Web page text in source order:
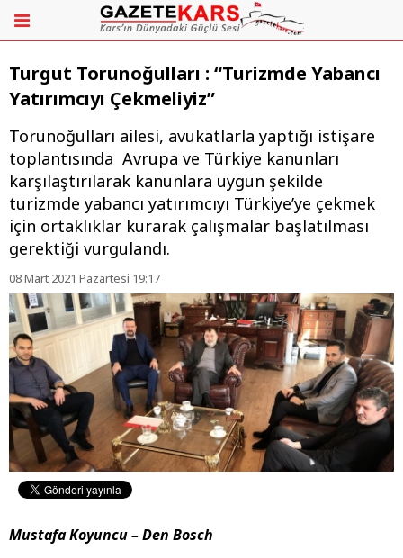
Turgut Torunoğulları : “Turizmde Yabancı
Yatırımcıyı Çekmeliyiz”
Torunoğulları ailesi, avukatlarla yaptığı istişare
toplantısında Avrupa ve Türkiye kanunları
karşılaştırılarak kanunlara uygun şekilde
turizmde yabancı yatırımcıyı Türkiye’ye çekmek
için ortaklıklar kurarak çalışmalar başlatılması
gerektiği vurgulandı.
08 Mart 2021 Pazartesi 19:17
Mustafa Koyuncu – Den Bosch